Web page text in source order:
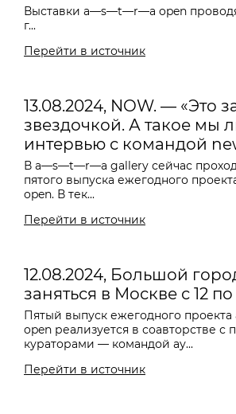
Выставки a—s—t—r—a open
г...
Перейти в источник
13.08.2024, NOW. — «Это
звездочкой. А такое мы
интервью с командой
В a—s—t—r—a gallery сейчас
пятого выпуска ежегодного
open. В тек...
Перейти в источник
12.08.2024, Большой
заняться в Москве с 12 по
Пятый выпуск ежегодного
open реализуется в соавторстве
кураторами — командой ау...
Перейти в источник